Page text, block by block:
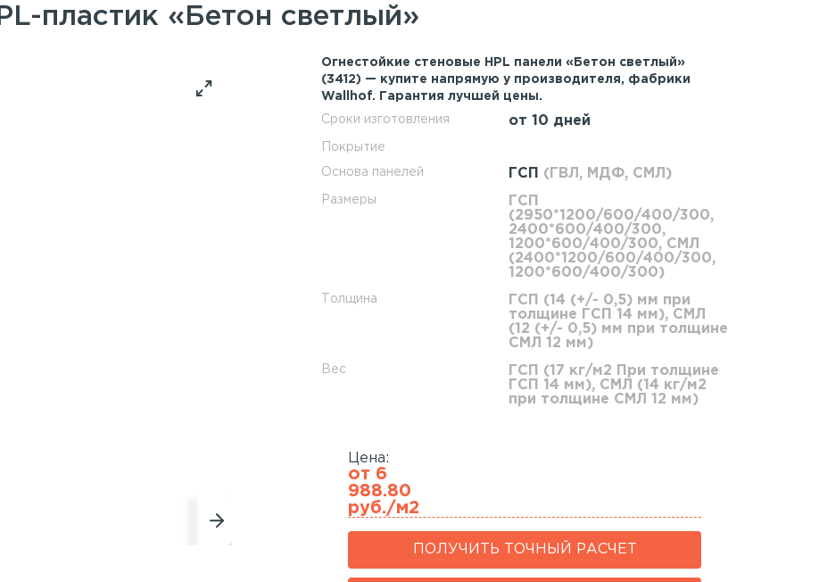
пластик «Бетон светлый»
Огнестойкие стеновые HPL панели «Бетон светлый»
(3412) — купите напрямую у производителя, фабрики
Wallhof. Гарантия лучшей цены.
Сроки изготовления от 10 дней
Покрытие
Основа панелей ГСП (ГВЛ, МДФ, СМЛ)
Размеры
ГСП
(2950*1200/600/400/300,
2400*600/400/300,
1200*600/400/300, СМЛ
(2400*1200/600/400/300,
1200*600/400/300)
Толщина
ГСП (14 (+/- 0,5) мм при
толщине ГСП 14 мм), СМЛ
(12 (+/- 0,5) мм при толщине
СМЛ 12 мм)
Вес
ГСП (17 кг/м2 При толщине
ГСП 14 мм), СМЛ (14 кг/м2
при толщине СМЛ 12 мм)
Цена:
от 6
988.80
руб./м2
ПОЛУЧИТЬ ТОЧНЫЙ РАСЧЕТ